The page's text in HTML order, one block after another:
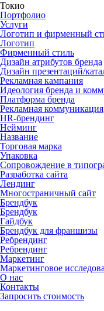
Токио
Портфолио
Услуги
Логотип и фирменный
Логотип
Фирменный стиль
Дизайн атрибутов бренда
Дизайн презентаций/
Рекламная кампания
Идеология бренда и
Платформа бренда
Рекламная коммуникация
HR-брендинг
Нейминг
Название
Торговая марка
Упаковка
Сопровождение в
Разработка сайта
Лендинг
Многостраничный сайт
Брендбук
Брендбук
Гайдбук
Брендбук для франшизы
Ребрендинг
Ребрендинг
Маркетинг
Маркетинговое
О нас
Контакты
Запросить стоимость